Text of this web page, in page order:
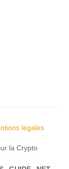
légales
la Crypto